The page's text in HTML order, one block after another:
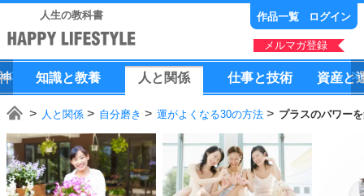
人生の教科書 作品一覧 ログイン
メルマガ登録
知識と教養 人 と 関係 仕事と技術 資産と
人と関係 自分磨き 運がよくなる30の方法 プラスのパワー